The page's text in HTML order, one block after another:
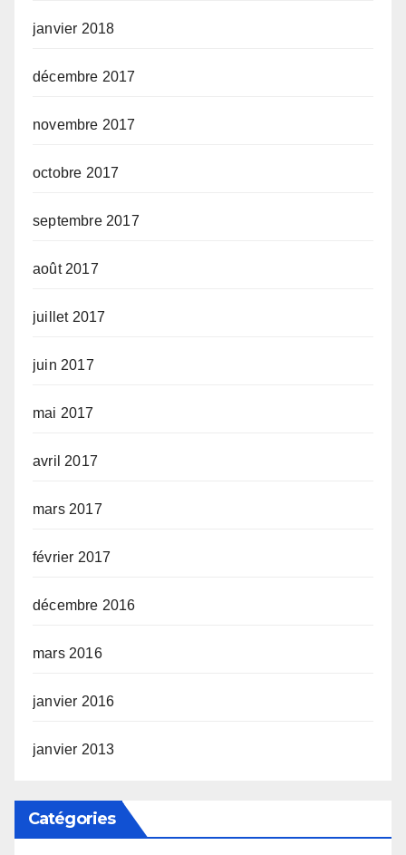
janvier 2018
décembre 2017
novembre 2017
octobre 2017
septembre 2017
août 2017
juillet 2017
juin 2017
mai 2017
avril 2017
mars 2017
février 2017
décembre 2016
mars 2016
janvier 2016
janvier 2013
Catégories